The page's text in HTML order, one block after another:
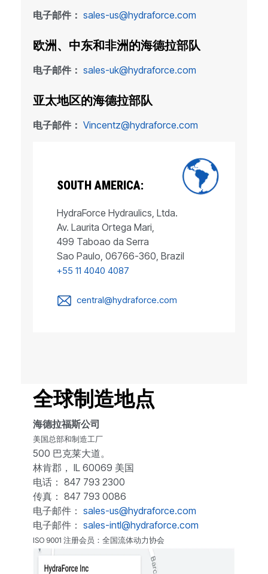
电子邮件： sales-us@hydraforce.com
欧洲、中东和非洲的海德拉部队
电子邮件： sales-uk@hydraforce.com
亚太地区的海德拉部队
电子邮件： Vincentz@hydraforce.com
SOUTH AMERICA:
HydraForce Hydraulics, Ltda.
Av. Laurita Ortega Mari,
499 Taboao da Serra
Sao Paulo, 06766-360, Brazil
+55 11 4040 4087
central@hydraforce.com
全球制造地点
海德拉福斯公司
美国总部和制造工厂
500 巴克莱大道。
林肯郡， IL 60069 美国
电话： 847 793 2300
传真： 847 793 0086
电子邮件： sales-us@hydraforce.com
电子邮件： sales-intl@hydraforce.com
ISO 9001 注册会员：全国流体动力协会